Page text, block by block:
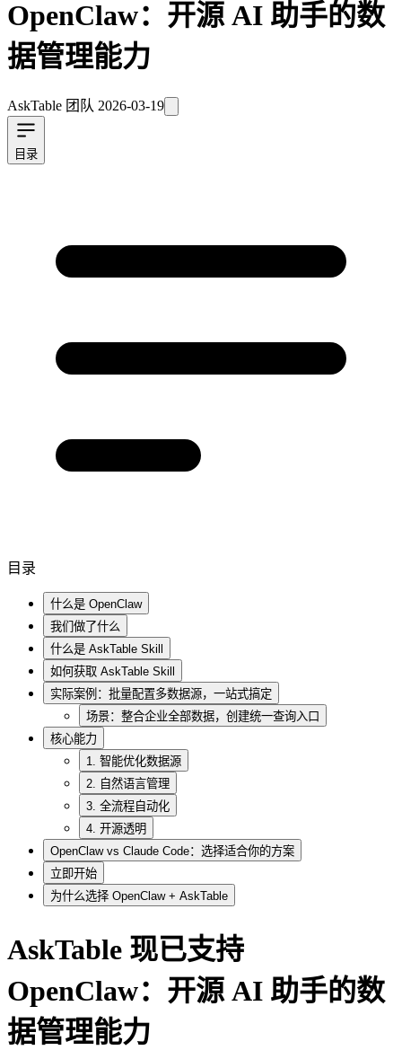
OpenClaw：开源 AI 助手的数
据管理能力
AskTable 团队 2026-03-19
目录
目录
什么是 OpenClaw
我们做了什么
什么是 AskTable Skill
如何获取 AskTable Skill
实际案例：批量配置多数据源，一站式搞定
场景：整合企业全部数据，创建统一查询入口
核心能力
1. 智能优化数据源
2. 自然语言管理
3. 全流程自动化
4. 开源透明
OpenClaw vs Claude Code：选择适合你的方案
立即开始
为什么选择 OpenClaw + AskTable
AskTable 现已支持
OpenClaw：开源 AI 助手的数
据管理能力